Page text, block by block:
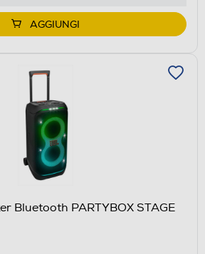
AGGIUNGI
Bluetooth PARTYBOX STAGE